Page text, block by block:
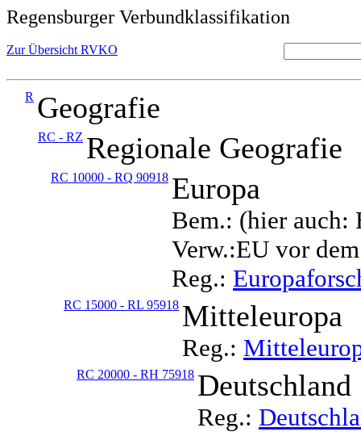
Regensburger Verbundklassifikation
Zur Übersicht RVKO
R Geografie
RC - RZ Regionale Geografie
RC 10000 - RQ 90918 Europa
Bem.: (hier auch:
Verw.:EU vor
Reg.:
RC 15000 - RL 95918 Mitteleuropa
Reg.:
RC 20000 - RH 75918 Deutschland
Reg.: